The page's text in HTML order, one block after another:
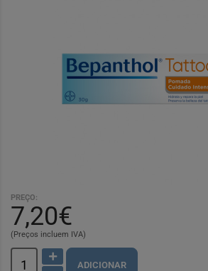
PREÇO:
7,20€
(Preços incluem IVA)
ADICIONAR